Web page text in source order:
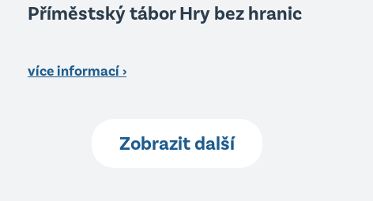
Příměstský tábor Hry bez hranic
více informací ›
Zobrazit další